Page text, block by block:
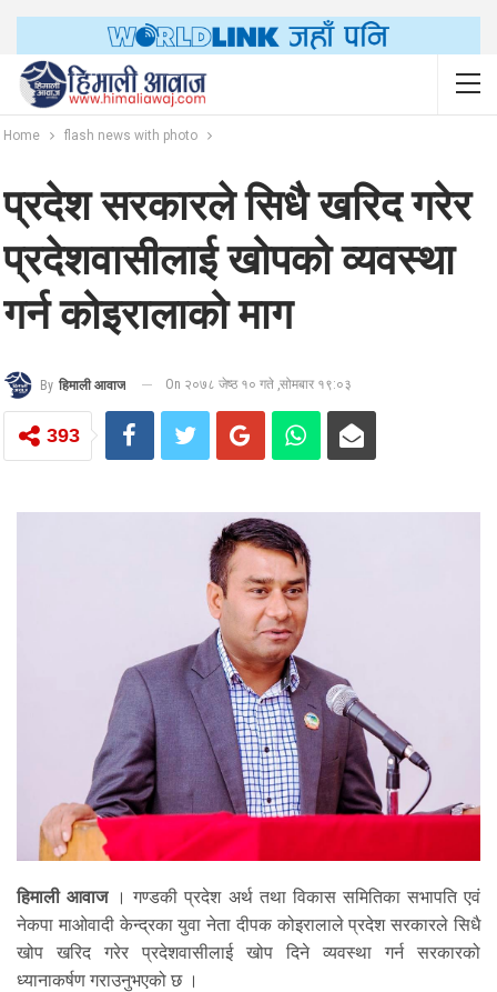
Home flash news with photo
प्रदेश सरकारले सिधै खरिद गरेर
प्रदेशवासीलाई खोपको व्यवस्था
गर्न कोइरालाको माग
By हिमाली आवाज On २०७८ जेष्ठ १० गते ,सोमबार १९:०३
393
हिमाली आवाज। गण्डकी प्रदेश अर्थ तथा विकास समितिका सभापति एवं
नेकपा माओवादी केन्द्रका युवा नेता दीपक कोइरालाले प्रदेश सरकारले सिधै
खोप खरिद गरेर प्रदेशवासीलाई खोप दिने व्यवस्था गर्न सरकारको
ध्यानाकर्षण गराउनुभएको छ ।